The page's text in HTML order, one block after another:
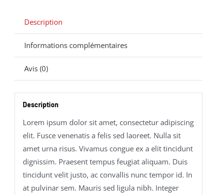
Description
Informations complémentaires
Avis (0)
Description
Lorem ipsum dolor sit amet, consectetur adipiscing
elit. Fusce venenatis a felis sed laoreet. Nulla sit
amet urna risus. Vivamus congue ex a elit tincidunt
dignissim. Praesent tempus feugiat aliquam. Duis
tincidunt velit justo, ac convallis nunc tempor id. In
at pulvinar sem. Mauris sed ligula nibh. Integer